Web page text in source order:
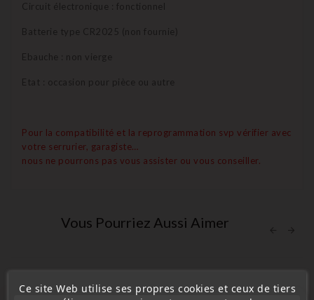
Circuit électronique : fonctionnel
Batterie type CR2025 (non fournie)
Ebauche : non vierge
Etat : occasion pour pièce ou autre
Pour la compatibilité et la reprogrammation svp vérifier avec
votre serrurier, garagiste…
nous ne pourrons pas vous assister ou vous conseiller.
Vous Pourriez Aussi Aimer
Ce site Web utilise ses propres cookies et ceux de tiers